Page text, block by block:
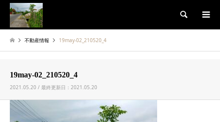
検索
不動産情報 19may-02_210520_4
19may-02_210520_4
2021.05.20 / 最終更新日：2021.05.20